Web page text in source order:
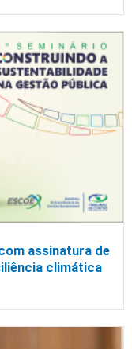
assinatura de
climática